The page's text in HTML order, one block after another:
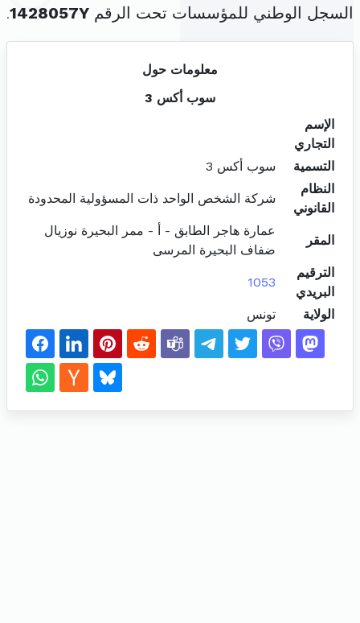
السجل الوطني للمؤسسات تحت الرقم 1428057Y
.
معلومات حول
سوب أكس 3
الإسم
التجاري
التسمية
سوب أكس 3
النظام
القانوني
شركة الشخص الواحد ذات المسؤولية المحدودة
المقر
عمارة هاجر الطابق - أ - ممر البحيرة نوزيال
ضفاف البحيرة المرسى
الترقيم
البريدي
1053
الولاية تونس